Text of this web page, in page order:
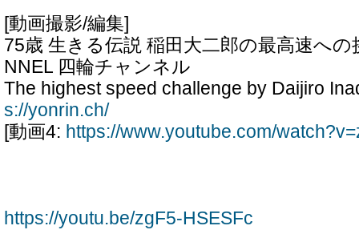
[動画撮影/編集]
75歳 生きる伝説 稲田大二郎の最高速への
NNEL 四輪チャンネル
The highest speed challenge by Daijiro
s://yonrin.ch/
[動画4: https://www.youtube.com/
https://youtu.be/zgF5-HSESFc